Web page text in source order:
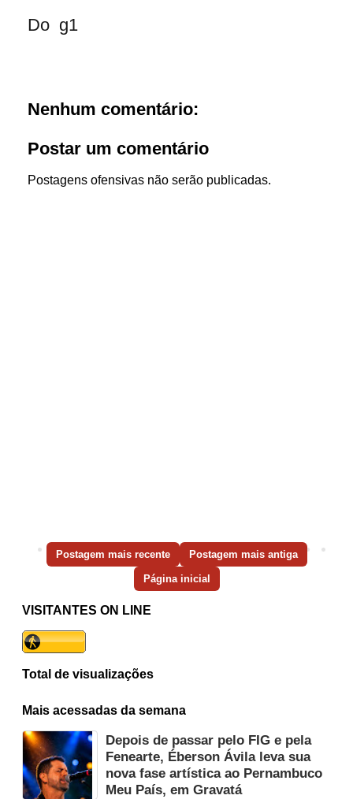
Do g1
Nenhum comentário:
Postar um comentário
Postagens ofensivas não serão publicadas.
Postagem mais recente Postagem mais antiga
Página inicial
VISITANTES ON LINE
Total de visualizações
Mais acessadas da semana
Depois de passar pelo FIG e pela
Fenearte, Éberson Ávila leva sua
nova fase artística ao Pernambuco
Meu País, em Gravatá